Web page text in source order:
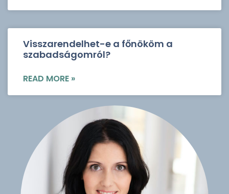
Visszarendelhet-e a főnököm a
szabadságomról?
READ MORE »